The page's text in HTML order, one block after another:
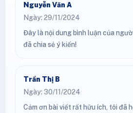
Nguyễn Văn A
Ngày: 29/11/2024
Đây là nội dung bình luận của
đã chia sẻ ý kiến!
Trần Thị B
Ngày: 30/11/2024
Cảm ơn bài viết rất hữu ích, tôi đã